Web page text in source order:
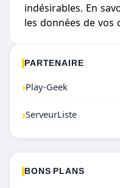
indésirables. En
les données de vos
PARTENAIRE
›Play-Geek
›ServeurListe
BONS PLANS